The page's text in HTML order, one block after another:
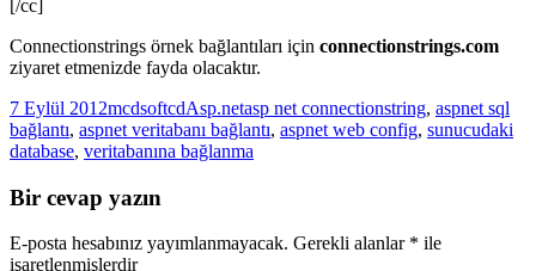
[/cc]
Connectionstrings örnek bağlantıları için connectionstrings.com
ziyaret etmenizde fayda olacaktır.
Yayın
tarihi
7 Eylül 2012Yazar
mcdsoftcdKategoriler
Asp.netEtiketler
asp net connectionstring, aspnet sql
bağlantı, aspnet veritabanı bağlantı, aspnet web config, sunucudaki
database, veritabanına bağlanma
Bir cevap yazın
E-posta hesabınız yayımlanmayacak. Gerekli alanlar * ile
işaretlenmişlerdir